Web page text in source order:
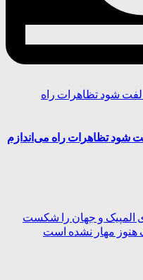
شود تظاهرات راه می‌اندازم
المپیک و جهان را شکست
مهار نشده است